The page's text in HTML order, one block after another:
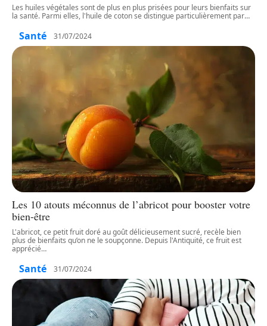
Les huiles végétales sont de plus en plus prisées pour leurs bienfaits sur
la santé. Parmi elles, l'huile de coton se distingue particulièrement par…
Santé 31/07/2024
Les 10 atouts méconnus de l’abricot pour booster votre
bien-être
L'abricot, ce petit fruit doré au goût délicieusement sucré, recèle bien
plus de bienfaits qu’on ne le soupçonne. Depuis l'Antiquité, ce fruit est
apprécié…
Santé 31/07/2024